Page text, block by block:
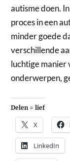
autisme doen.
proces in een
minder goede
verschillende
luchtige manier
onderwerpen,
Delen = lief
X
LinkedIn